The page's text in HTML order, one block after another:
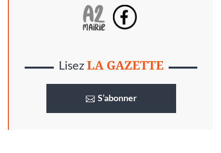
LisezLA GAZETTE
S’abonner